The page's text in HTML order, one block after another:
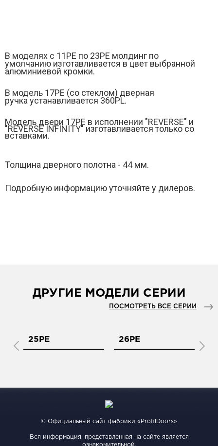
В моделях с 11РЕ по 23PE молдинг по
умолчанию изготавливается в цвет выбранной
алюминиевой кромки.
В модель 17PЕ (со стеклом) дверная
ручка устанавливается 360PL.
Модель двери 17РE в исполнении "REVERSE" и
"REVERSE INFINITY" изготавливается только со
вставками.
Толщина дверного полотна - 44 мм.
Подробную информацию уточняйте у дилеров.
ДРУГИЕ МОДЕЛИ СЕРИИ
ПОСМОТРЕТЬ ВСЕ СЕРИИ
25PE 26PE
© Официальный сайт фабрики «ProfilDoors»
Вся информация, представленная на сайте является
ознакомительной.